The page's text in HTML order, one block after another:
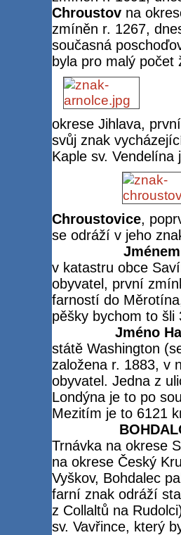
Chroustov na
zmíněn r. 1267,
současná
byla pro malý počet
okrese Jihlava,
svůj znak
Kaple sv. Vendelína
Chroustovice,
se odráží v jeho
v katastru obce
obyvatel, první
farností do
pěšky bychom to šli
Jméno
státě Washington
založena r. 1883, v
obyvatel. Jedna z
Londýna je to po
Mezitím je to 6121
Trnávka na okrese
na okrese Český
Vyškov, Bohdalec
farní znak odráží
z Collaltů na
sv. Vavřince, který